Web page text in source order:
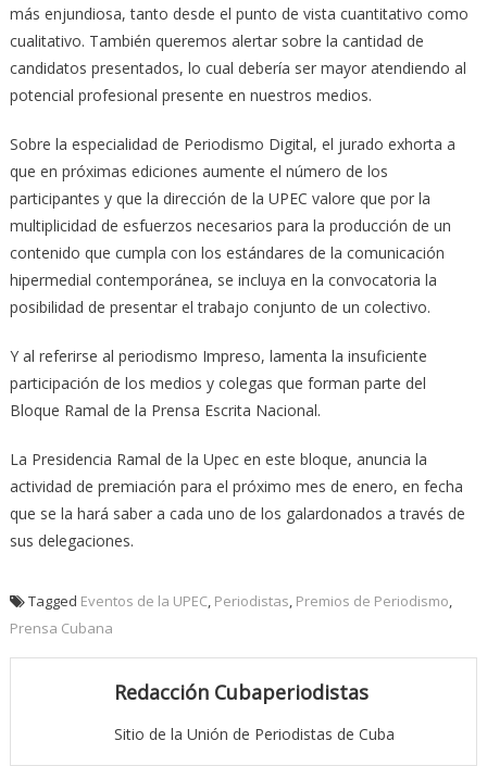
más enjundiosa, tanto desde el punto de vista cuantitativo como
cualitativo. También queremos alertar sobre la cantidad de
candidatos presentados, lo cual debería ser mayor atendiendo al
potencial profesional presente en nuestros medios.
Sobre la especialidad de Periodismo Digital, el jurado exhorta a
que en próximas ediciones aumente el número de los
participantes y que la dirección de la UPEC valore que por la
multiplicidad de esfuerzos necesarios para la producción de un
contenido que cumpla con los estándares de la comunicación
hipermedial contemporánea, se incluya en la convocatoria la
posibilidad de presentar el trabajo conjunto de un colectivo.
Y al referirse al periodismo Impreso, lamenta la insuficiente
participación de los medios y colegas que forman parte del
Bloque Ramal de la Prensa Escrita Nacional.
La Presidencia Ramal de la Upec en este bloque, anuncia la
actividad de premiación para el próximo mes de enero, en fecha
que se la hará saber a cada uno de los galardonados a través de
sus delegaciones.
Tagged Eventos de la UPEC, Periodistas, Premios de Periodismo,
Prensa Cubana
Redacción Cubaperiodistas
Sitio de la Unión de Periodistas de Cuba